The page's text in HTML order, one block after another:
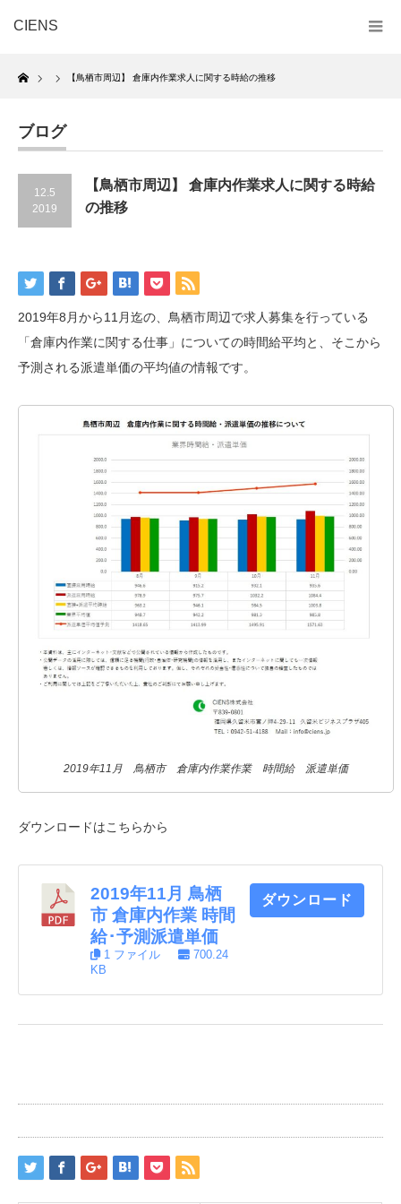
CIENS
Home
【鳥栖市周辺】 倉庫内作業求人に関する時給の推移
ブログ
12.5
2019
【鳥栖市周辺】 倉庫内作業求人に関する時給
の推移
2019年8月から11月迄の、鳥栖市周辺で求人募集を行っている
「倉庫内作業に関する仕事」についての時間給平均と、そこから
予測される派遣単価の平均値の情報です。
2019年11月 鳥栖市 倉庫内作業作業 時間給 派遣単価
ダウンロードはこちらから
2019年11月 鳥栖
市 倉庫内作業 時間
給･予測派遣単価
1 ファイル
700.24
KB
ダウンロード